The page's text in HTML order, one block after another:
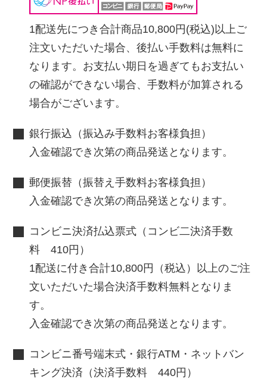
1配送先につき合計商品10,800円(税込)以上ご
注文いただいた場合、後払い手数料は無料に
なります。お支払い期日を過ぎてもお支払い
の確認ができない場合、手数料が加算される
場合がございます。
銀行振込（振込み手数料お客様負担）
入金確認でき次第の商品発送となります。
郵便振替（振替え手数料お客様負担）
入金確認でき次第の商品発送となります。
コンビニ決済払込票式（コンビ二決済手数
料 410円）
1配送に付き合計10,800円（税込）以上のご注
文いただいた場合決済手数料無料となりま
す。
入金確認でき次第の商品発送となります。
コンビニ番号端末式・銀行ATM・ネットバン
キング決済（決済手数料 440円）